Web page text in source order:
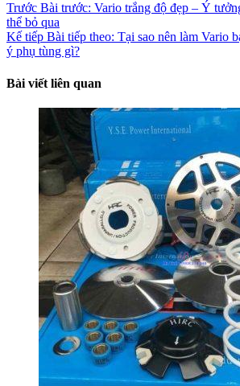
Trước Bài trước: Vario trắng độ đẹp – Ý
thể bỏ qua
Kế tiếp Bài tiếp theo: Tại sao nên làm Vario
ý phụ tùng gì?
Bài viết liên quan